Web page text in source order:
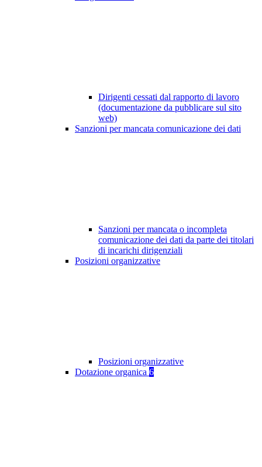
Dirigenti cessati dal rapporto di lavoro
(documentazione da pubblicare sul sito
web)
Sanzioni per mancata comunicazione dei dati
Sanzioni per mancata o incompleta
comunicazione dei dati da parte dei titolari
di incarichi dirigenziali
Posizioni organizzative
Posizioni organizzative
Dotazione organica 6